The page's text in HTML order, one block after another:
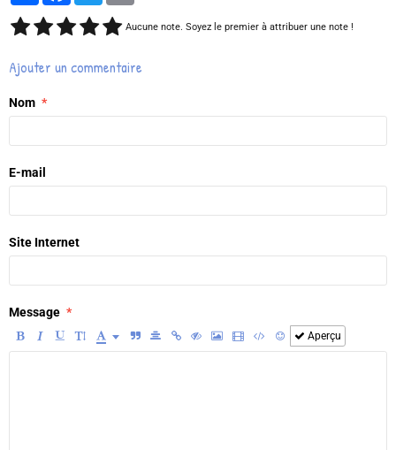
Aucune note. Soyez le premier à attribuer une note !
Ajouter un commentaire
Nom
E-mail
Site Internet
Message
Aperçu